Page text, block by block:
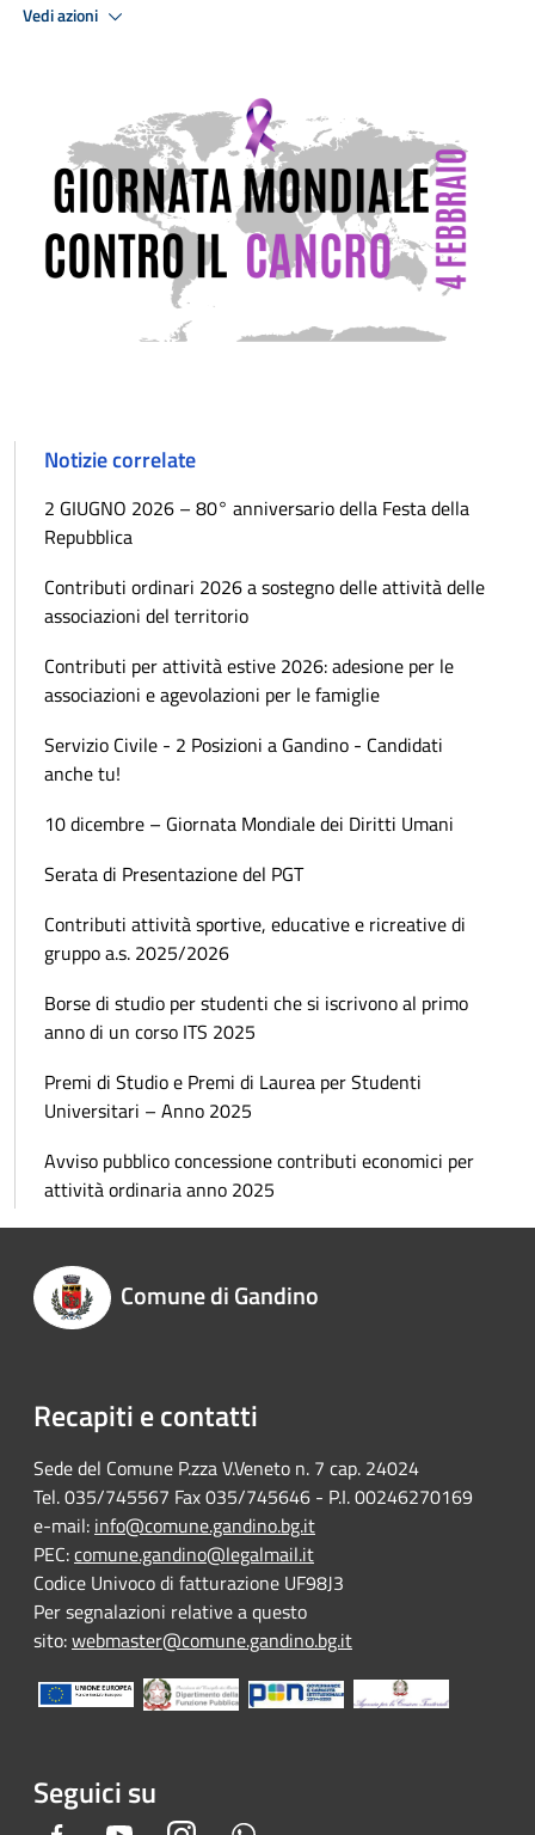
Vedi azioni
Notizie correlate
2 GIUGNO 2026 – 80° anniversario della Festa della
Repubblica
Contributi ordinari 2026 a sostegno delle attività delle
associazioni del territorio
Contributi per attività estive 2026: adesione per le
associazioni e agevolazioni per le famiglie
Servizio Civile - 2 Posizioni a Gandino - Candidati
anche tu!
10 dicembre – Giornata Mondiale dei Diritti Umani
Serata di Presentazione del PGT
Contributi attività sportive, educative e ricreative di
gruppo a.s. 2025/2026
Borse di studio per studenti che si iscrivono al primo
anno di un corso ITS 2025
Premi di Studio e Premi di Laurea per Studenti
Universitari – Anno 2025
Avviso pubblico concessione contributi economici per
attività ordinaria anno 2025
Comune di Gandino
Recapiti e contatti
Sede del Comune P.zza V.Veneto n. 7 cap. 24024
Tel. 035/745567 Fax 035/745646 - P.I. 00246270169
e-mail: info@comune.gandino.bg.it
PEC:comune.gandino@legalmail.it
Codice Univoco di fatturazione UF98J3
Per segnalazioni relative a questo
sito:webmaster@comune.gandino.bg.it
Seguici su